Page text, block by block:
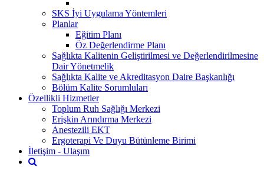
SKS İyi Uygulama Yöntemleri
Planlar
Eğitim Planı
Öz Değerlendirme Planı
Sağlıkta Kalitenin Geliştirilmesi ve Değerlendirilmesine
Dair Yönetmelik
Sağlıkta Kalite ve Akreditasyon Daire Başkanlığı
Bölüm Kalite Sorumluları
Özellikli Hizmetler
Toplum Ruh Sağlığı Merkezi
Erişkin Arındırma Merkezi
Anestezili EKT
Ergoterapi Ve Duyu Bütünleme Birimi
İletişim - Ulaşım